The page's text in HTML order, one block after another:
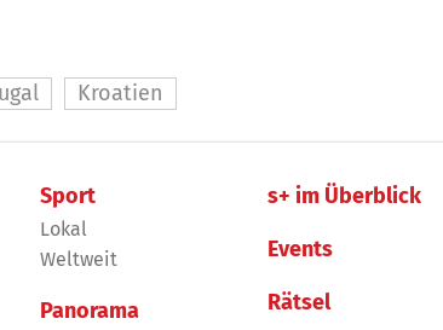
Kroatien
Sport
Lokal
Weltweit
Panorama
s+ im Überblick
Events
Rätsel